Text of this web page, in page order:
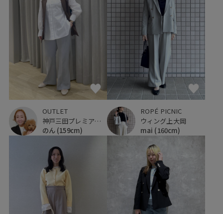
OUTLET
神戸三田プレミアム・アウトレット
のん (159cm)
ROPÉ PICNIC
ウィング上大岡
mai (160cm)